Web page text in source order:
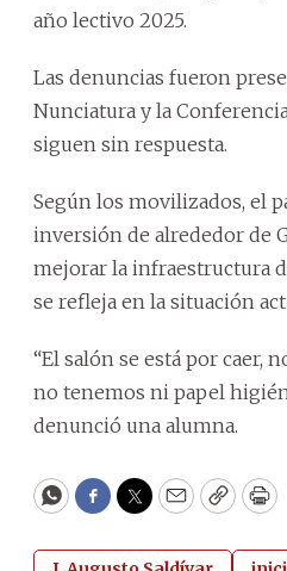
año lectivo 2025.
Las denuncias fueron
Nunciatura y la
siguen sin respuesta.
Según los movilizados, el
inversión de alrededor de
mejorar la infraestructura
se refleja en la situación
“El salón se está por caer,
no tenemos ni papel
denunció una alumna.
WhatsApp
Facebook
Twitter
EmailCopy